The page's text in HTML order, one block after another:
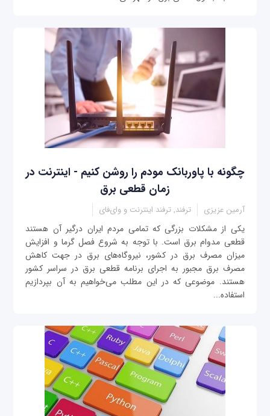
چگونه با پاوربانک مودم را روشن کنیم - اینترنت در
زمان قطعی برق
آرمین عزیزی ترفند, ترفند اینترنت و وای‌فای
یکی از مشکلات بزرگی که تمامی مردم ایران درگیر آن هستند
قطعی مدوام برق است. با توجه به شروع فصل گرما و افزایش
میزان مصرف برق در کشور، نیروگاه‌های برق در جهت کاهش
مصرف برق مجبور به اجرای برنامه قطعی برق در سراسر کشور
هستند. موضوعی که در این مطلب می‌خواهیم به آن بپردازیم
استفاده...